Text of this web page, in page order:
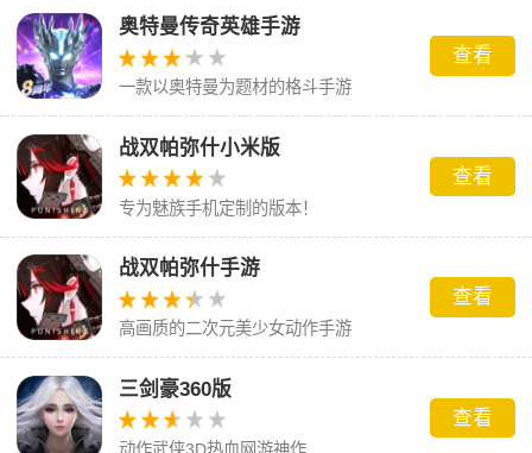
奥特曼传奇英雄手游
一款以奥特曼为题材的格斗手游
查看
战双帕弥什小米版
专为魅族手机定制的版本！
查看
战双帕弥什手游
高画质的二次元美少女动作手游
查看
三剑豪360版
动作武侠3D热血网游神作
查看